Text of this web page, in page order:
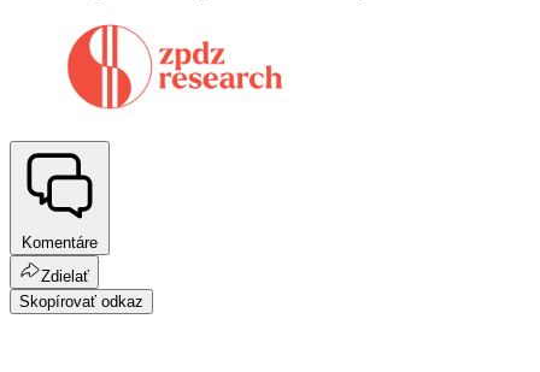
Komentáre
Zdielať
Skopírovať odkaz